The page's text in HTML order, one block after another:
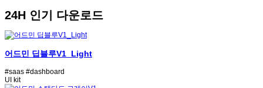
24H 인기 다운로드
어드민 딥블루V1_Light
#saas #dashboard
UI kit